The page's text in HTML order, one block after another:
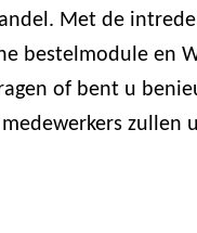
Met de
bestelmodule en
of bent u